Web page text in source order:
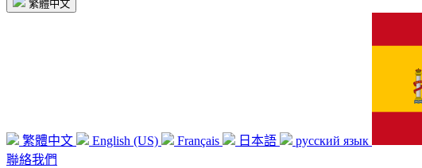
繁體中文
繁體中文 English (US) Français 日本語 русский язык
聯絡我們